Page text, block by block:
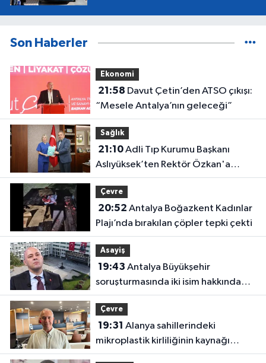
Son Haberler
Ekonomi
21:58
“Mesele Antalya’nın geleceği”
Sağlık
21:10Adli Tıp Kurumu Başkanı
Aslıyüksek’ten Rektör Özkan'a
davet
Çevre
20:52
Plajı’nda bırakılan çöpler tepki çekti
Asayiş
19:43
soruşturmasında iki isim hakkında
yeni karar
Çevre
19:31
mikroplastik kirliliğinin kaynağı
açıklandı